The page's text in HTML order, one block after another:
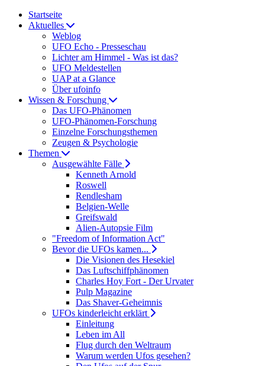
Startseite
Aktuelles
Weblog
UFO Echo - Presseschau
Lichter am Himmel - Was ist das?
UFO Meldestellen
UAP at a Glance
Über ufoinfo
Wissen & Forschung
Das UFO-Phänomen
UFO-Phänomen-Forschung
Einzelne Forschungsthemen
Zeugen & Psychologie
Themen
Ausgewählte Fälle
Kenneth Arnold
Roswell
Rendlesham
Belgien-Welle
Greifswald
Alien-Autopsie Film
"Freedom of Information Act"
Bevor die UFOs kamen...
Die Visionen des Hesekiel
Das Luftschiffphänomen
Charles Hoy Fort - Der Urvater
Pulp Magazine
Das Shaver-Geheimnis
UFOs kinderleicht erklärt
Einleitung
Leben im All
Flug durch den Weltraum
Warum werden Ufos gesehen?